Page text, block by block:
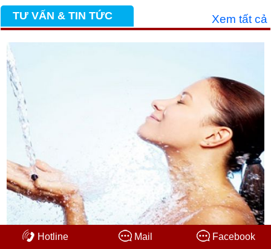
Hotline Mail Facebook
TƯ VẤN & TIN TỨC Xem tất cả
Những thói quen gây hại khi tắm